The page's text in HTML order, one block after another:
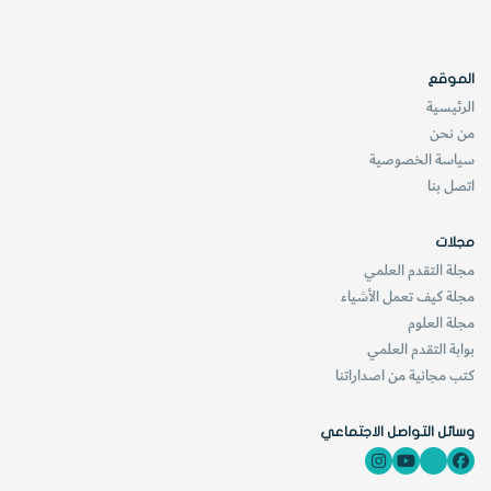
الموقع
الرئيسية
من نحن
سياسة الخصوصية
اتصل بنا
مجلات
مجلة التقدم العلمي
مجلة كيف تعمل الأشياء
مجلة العلوم
بوابة التقدم العلمي
كتب مجانية من اصداراتنا
وسائل التواصل الاجتماعي